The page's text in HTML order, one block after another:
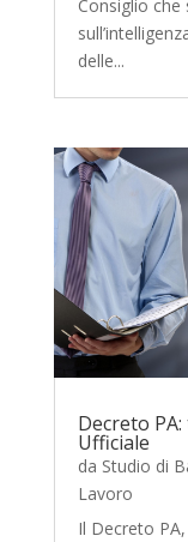
Consiglio
delle...
Decreto
Ufficiale
da Studio di
Lavoro
Il Decreto